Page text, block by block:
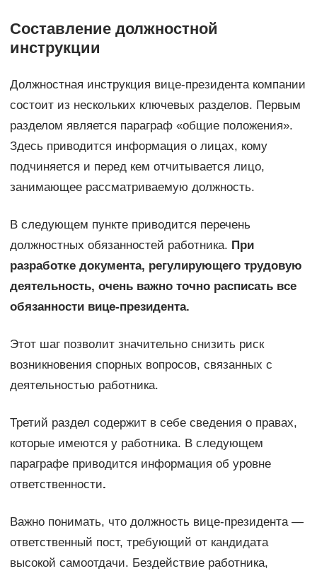
Составление должностной
инструкции
Должностная инструкция вице-президента компании
состоит из нескольких ключевых разделов. Первым
разделом является параграф «общие положения».
Здесь приводится информация о лицах, кому
подчиняется и перед кем отчитывается лицо,
занимающее рассматриваемую должность.
В следующем пункте приводится перечень
должностных обязанностей работника. При
разработке документа, регулирующего трудовую
деятельность, очень важно точно расписать все
обязанности вице-президента.
Этот шаг позволит значительно снизить риск
возникновения спорных вопросов, связанных с
деятельностью работника.
Третий раздел содержит в себе сведения о правах,
которые имеются у работника. В следующем
параграфе приводится информация об уровне
ответственности.
Важно понимать, что должность вице-президента —
ответственный пост, требующий от кандидата
высокой самоотдачи. Бездействие работника,